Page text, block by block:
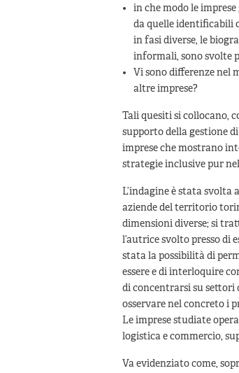
in che modo le
da quelle identificabili
in fasi diverse, le
informali, sono svolte
Vi sono differenze nel
altre imprese?
Tali quesiti si collocano,
supporto della gestione
imprese che mostrano
strategie inclusive pur
L’indagine è stata
aziende del territorio
dimensioni diverse; si
l’autrice svolto presso di
stata la possibilità di
essere e di interloquire
di concentrarsi su
osservare nel concreto i
Le imprese studiate
logistica e commercio,
Va evidenziato come,